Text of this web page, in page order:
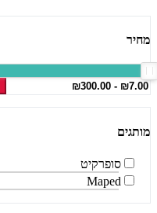
מחיר
מותגים
סופרקיט
Maped